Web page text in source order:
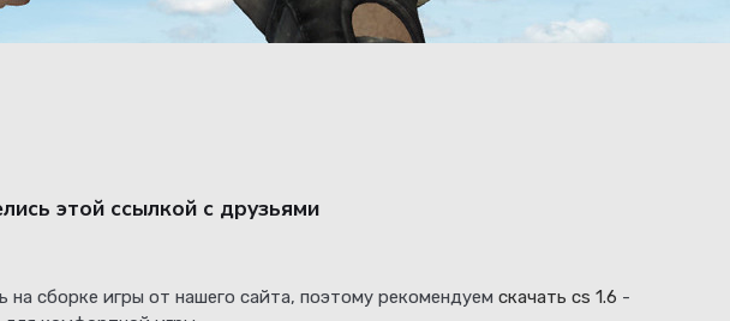
этой ссылкой с друзьями
сборке игры от нашего сайта, поэтому рекомендуем скачать cs 1.6 -